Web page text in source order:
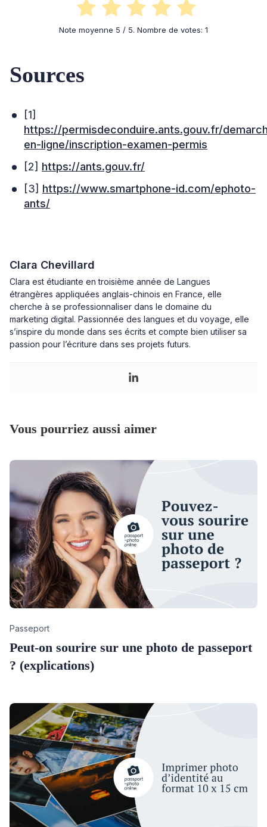
Note moyenne 5 / 5. Nombre de votes: 1
Sources
[1]
https://permisdeconduire.ants.gouv.fr/
en-ligne/inscription-examen-permis
[2] https://ants.gouv.fr/
[3] https://www.smartphone-id.com/ephoto-
ants/
Clara Chevillard
Clara est étudiante en troisième année de Langues
étrangères appliquées anglais-chinois en France, elle
cherche à se professionnaliser dans le domaine du
marketing digital. Passionnée des langues et du voyage, elle
s’inspire du monde dans ses écrits et compte bien utiliser sa
passion pour l’écriture dans ses projets futurs.
Vous pourriez aussi aimer
Category
Passeport
Peut-on sourire sur une photo de passeport
? (explications)